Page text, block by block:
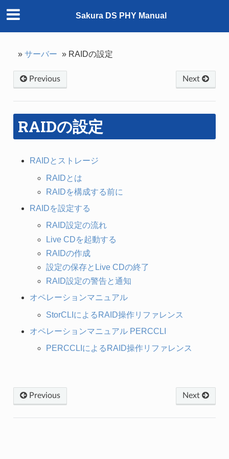
Sakura DS PHY Manual
» サーバー » RAIDの設定
Previous Next
RAIDの設定
RAIDとストレージ
RAIDとは
RAIDを構成する前に
RAIDを設定する
RAID設定の流れ
Live CDを起動する
RAIDの作成
設定の保存とLive CDの終了
RAID設定の警告と通知
オペレーションマニュアル
StorCLIによるRAID操作リファレンス
オペレーションマニュアル PERCCLI
PERCCLIによるRAID操作リファレンス
Previous Next